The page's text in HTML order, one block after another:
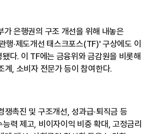
가 은행권의 구조 개선을 위해 내놓은
행·제도개선 태스크포스(TF)' 구상에도 이
다. 이 TF에는 금융위와 금감원을 비롯해
계, 소비자 전문가 등이 참여한다.
쟁촉진 및 구조개선, 성과급‧퇴직금 등
력 제고, 비이자이익 비중 확대, 고정금리